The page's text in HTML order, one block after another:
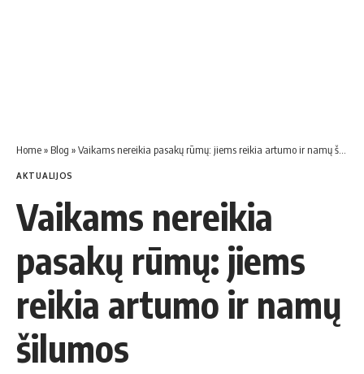
Home» Blog »Vaikams nereikia pasakų rūmų: jiems reikia artumo ir namų šilumos
AKTUALIJOS
Vaikams nereikia
pasakų rūmų: jiems
reikia artumo ir namų
šilumos